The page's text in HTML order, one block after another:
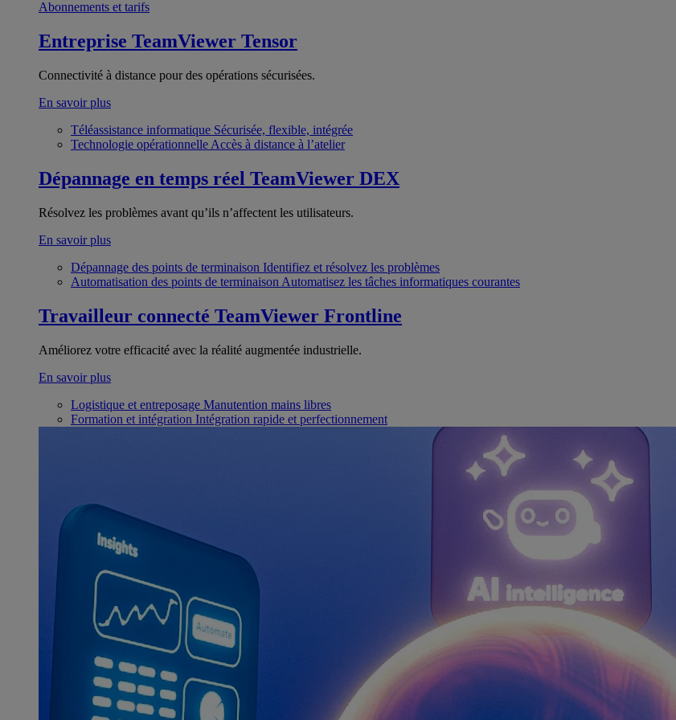
Abonnements et tarifs
Entreprise TeamViewer Tensor
Connectivité à distance pour des opérations sécurisées.
En savoir plus
Téléassistance informatique Sécurisée, flexible, intégrée
Technologie opérationnelle Accès à distance à l’atelier
Dépannage en temps réel TeamViewer DEX
Résolvez les problèmes avant qu’ils n’affectent les utilisateurs.
En savoir plus
Dépannage des points de terminaison Identifiez et résolvez les problèmes
Automatisation des points de terminaison Automatisez les tâches informatiques courantes
Travailleur connecté TeamViewer Frontline
Améliorez votre efficacité avec la réalité augmentée industrielle.
En savoir plus
Logistique et entreposage Manutention mains libres
Formation et intégration Intégration rapide et perfectionnement